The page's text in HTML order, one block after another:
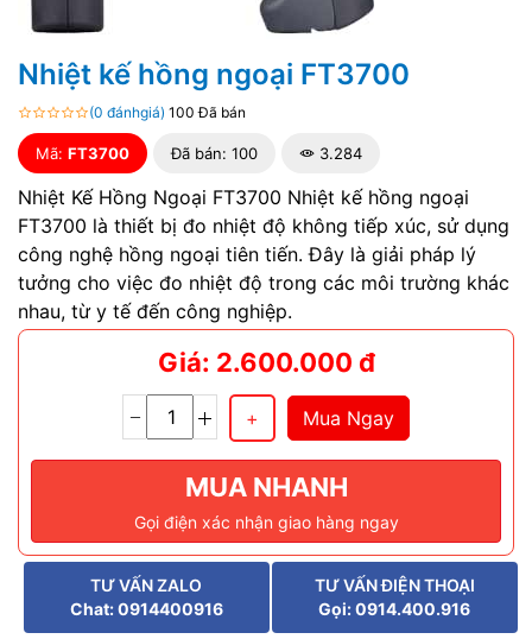
Nhiệt kế hồng ngoại FT3700
(0 đánhgiá) 100 Đã bán
Mã: FT3700 Đã bán: 100 3.284
Nhiệt Kế Hồng Ngoại FT3700 Nhiệt kế hồng ngoại
FT3700 là thiết bị đo nhiệt độ không tiếp xúc, sử dụng
công nghệ hồng ngoại tiên tiến. Đây là giải pháp lý
tưởng cho việc đo nhiệt độ trong các môi trường khác
nhau, từ y tế đến công nghiệp.
Giá: 2.600.000 đ
Mua Ngay
MUA NHANH
Gọi điện xác nhận giao hàng ngay
TƯ VẤN ZALO
Chat: 0914400916
TƯ VẤN ĐIỆN THOẠI
Gọi: 0914.400.916